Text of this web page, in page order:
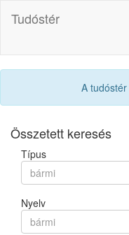
Tudóstér
A tudóstér
Összetett keresés
Típus
bármi
Nyelv
bármi